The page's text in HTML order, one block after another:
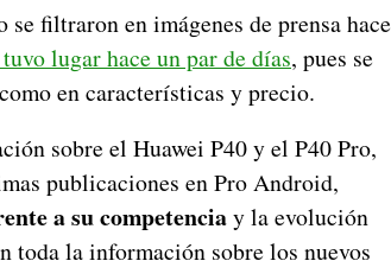
filtraron en imágenes de prensa hace
lugar hace un par de días, pues se
en características y precio.
sobre el Huawei P40 y el P40 Pro,
publicaciones en Pro Android,
a su competenciay la evolución
toda la información sobre los nuevos